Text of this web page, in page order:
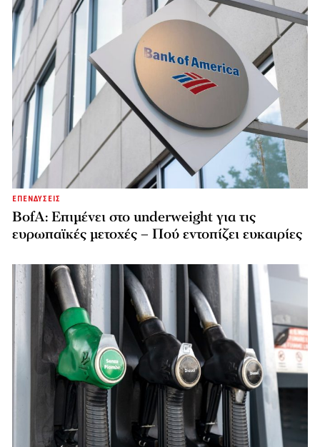
ΕΠΕΝΔΥΣΕΙΣ
BofA: Επιμένει στο underweight για τις
ευρωπαϊκές μετοχές – Πού εντοπίζει ευκαιρίες